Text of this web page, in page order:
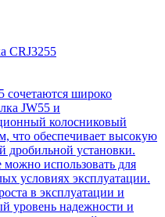
сочетаются широко
JW55 и
колосниковый
что обеспечивает высокую
дробильной установки.
использовать для
условиях эксплуатации.
в эксплуатации и
уровень надежности и